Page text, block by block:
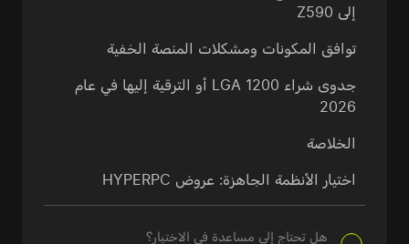
إلى Z590
توافق المكونات ومشكلات المنصة الخفية
جدوى شراء LGA 1200 أو الترقية إليها في عام
2026
الخلاصة
اختيار الأنظمة الجاهزة: عروض HYPERPC
هل تحتاج إلى مساعدة في الاختيار؟